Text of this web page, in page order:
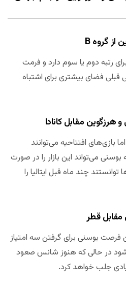
رتبه دوم یا سوم دارد و فرمت
فضای بیشتری برای اشتباه
بازی‌های افتتاحیه می‌توانند
می‌تواند این بازار را در صورت
چند ماه قبل ایتالیا را
بوسنی برای گرفتن سه امتیاز
شود در حالی که هنوز شانس صعود
جلب خواهد کرد.